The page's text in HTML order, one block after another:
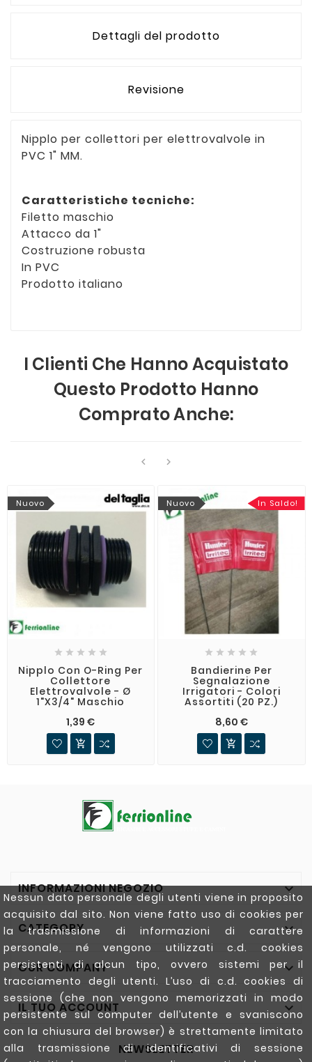
Nessun dato personale degli utenti viene in proposito
acquisito dal sito. Non viene fatto uso di cookies per
la trasmissione di informazioni di carattere
personale, né vengono utilizzati c.d. cookies
persistenti di alcun tipo, ovvero sistemi per il
tracciamento degli utenti. L’uso di c.d. cookies di
sessione (che non vengono memorizzati in modo
persistente sul computer dell’utente e svaniscono
con la chiusura del browser) è strettamente limitato
alla trasmissione di identificativi di sessione
Dettagli del prodotto
Revisione
Nipplo per collettori per elettrovalvole in
PVC 1" MM.
Caratteristiche tecniche:
Filetto maschio
Attacco da 1"
Costruzione robusta
In PVC
Prodotto italiano
I Clienti Che Hanno Acquistato
Questo Prodotto Hanno
Comprato Anche:
 
Nuovo
    
Nipplo Con O-Ring Per
Collettore
Elettrovalvole - Ø
1"x3/4" Maschio
1,39 €

Nuovo In Saldo!
    
Bandierine Per
Segnalazione
Irrigatori - Colori
Assortiti (20 PZ.)
8,60 €

INFORMAZIONI NEGOZIO 
CATEGORY 
OUR COMPANY 
IL TUO ACCOUNT 
NEWSLETTER